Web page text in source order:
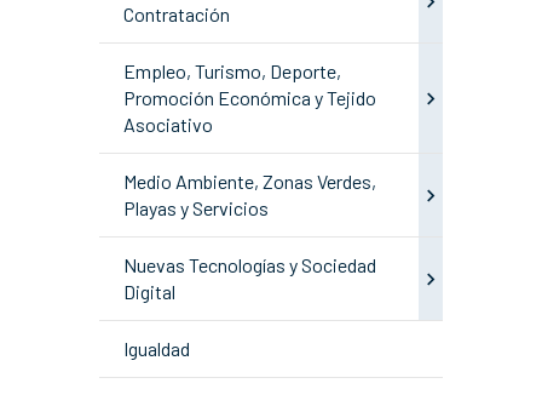
Contratación
Empleo, Turismo, Deporte,
Promoción Económica y Tejido
Asociativo
Medio Ambiente, Zonas Verdes,
Playas y Servicios
Nuevas Tecnologías y Sociedad
Digital
Igualdad